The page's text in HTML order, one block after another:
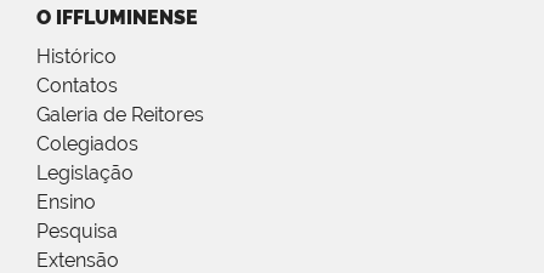
O IFFLUMINENSE
Histórico
Contatos
Galeria de Reitores
Colegiados
Legislação
Ensino
Pesquisa
Extensão